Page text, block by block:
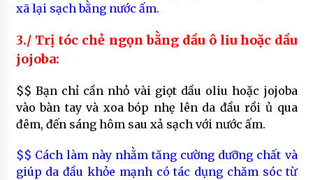
xã lại sạch bằng nước ấm.
3./ Trị tóc chẻ ngọn bằng dầu ô liu hoặc dầu
jojoba:
$$ Bạn chỉ cần nhỏ vài giọt dầu oliu hoặc jojoba
vào bàn tay và xoa bóp nhẹ lên da đầu rồi ủ qua
đêm, đến sáng hôm sau xả sạch với nước ấm.
$$ Cách làm này nhằm tăng cường dưỡng chất và
giúp da đầu khỏe mạnh có tác dụng chăm sóc từ